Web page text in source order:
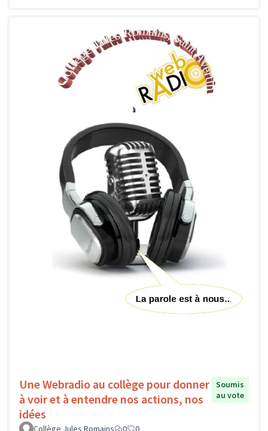
Une Webradio au collège pour donner
à voir et à entendre nos actions, nos
idées
Soumis
au vote
Collège Jules Romains 0 0